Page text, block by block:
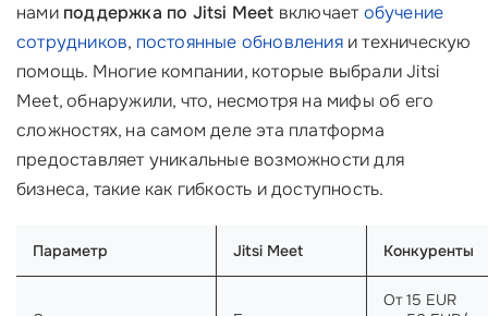
нами поддержка по Jitsi Meet включаетобучение
сотрудников, постоянные обновленияи техническую
помощь. Многие компании, которые выбрали Jitsi
Meet, обнаружили, что, несмотря на мифы об его
сложностях, на самом деле эта платформа
предоставляет уникальные возможности для
бизнеса, такие как гибкость и доступность.
Параметр Jitsi Meet Конкуренты
От 15 EUR